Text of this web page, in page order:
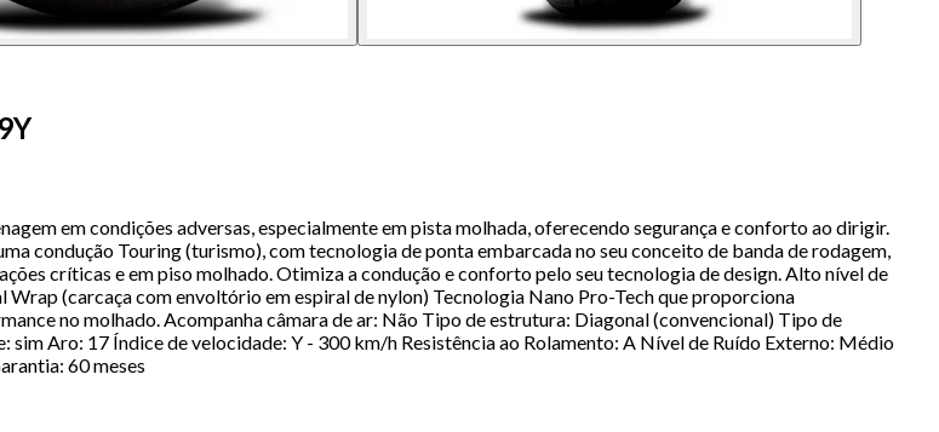
em condições adversas, especialmente em pista molhada, oferecendo segurança e conforto ao dirigir.
condução Touring (turismo), com tecnologia de ponta embarcada no seu conceito de banda de rodagem,
críticas e em piso molhado. Otimiza a condução e conforto pelo seu tecnologia de design. Alto nível de
(carcaça com envoltório em espiral de nylon) Tecnologia Nano Pro-Tech que proporciona
no molhado. Acompanha câmara de ar: Não Tipo de estrutura: Diagonal (convencional) Tipo de
Aro: 17 Índice de velocidade: Y - 300 km/h Resistência ao Rolamento: A Nível de Ruído Externo: Médio
60 meses